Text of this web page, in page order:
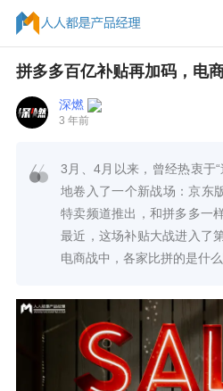
拼多多百亿补贴再加码，电
深燃
3 年前
3月、4月以来，曾经热衷于
地卷入了一个新战场：京东
特卖频道推出，和拼多多一
最近，这场补贴大战进入了
电商战中，各家比拼的是什么